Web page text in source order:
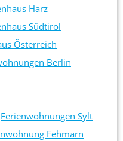
Harz
Südtirol
Österreich
Berlin
Ferienwohnungen Sylt
Fehmarn